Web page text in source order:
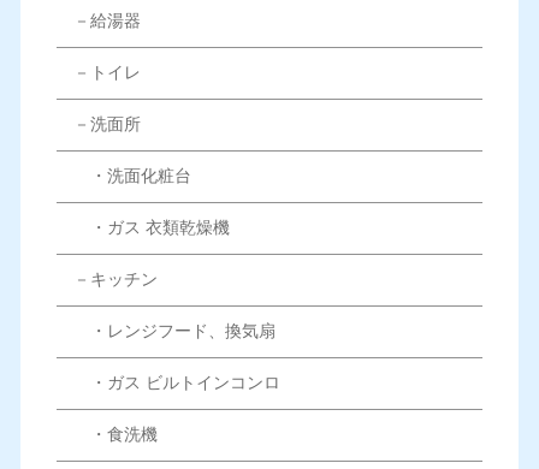
－給湯器
－トイレ
－洗面所
・洗面化粧台
・ガス 衣類乾燥機
－キッチン
・レンジフード、換気扇
・ガス ビルトインコンロ
・食洗機